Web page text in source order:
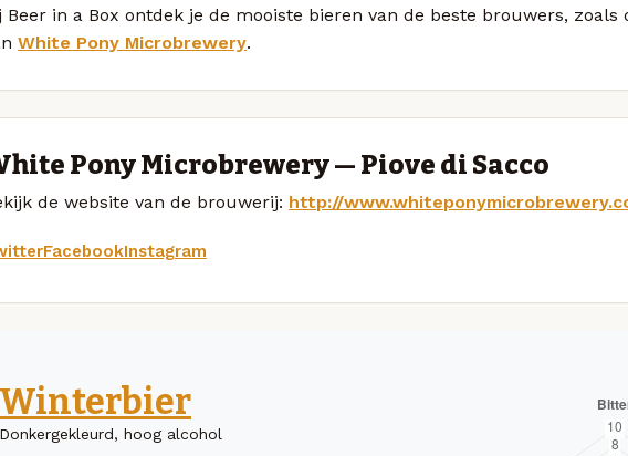
Beer in a Box ontdek je de mooiste bieren van de beste brouwers, zoals
White Pony Microbrewery.
Pony Microbrewery — Piove di Sacco
de website van de brouwerij: http://
FacebookInstagram
Winterbier
Donkergekleurd, hoog alcohol